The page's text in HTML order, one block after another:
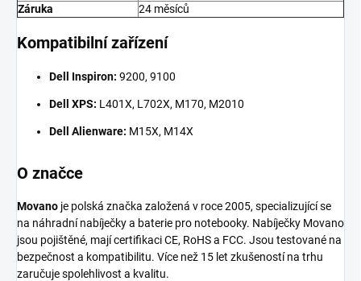
Záruka
24 měsíců
Kompatibilní zařízení
Dell Inspiron: 9200, 9100
Dell XPS: L401X, L702X, M170, M2010
Dell Alienware: M15X, M14X
O značce
Movano je polská značka založená v roce 2005, specializující se
na náhradní nabíječky a baterie pro notebooky. Nabíječky Movano
jsou pojištěné, mají certifikaci CE, RoHS a FCC. Jsou testované na
bezpečnost a kompatibilitu. Více než 15 let zkušeností na trhu
zaručuje spolehlivost a kvalitu.